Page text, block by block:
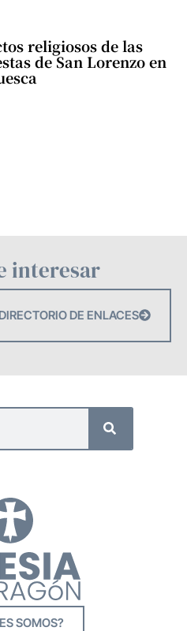
religiosos de las
de San Lorenzo en
interesar
DE ENLACES
SOMOS?